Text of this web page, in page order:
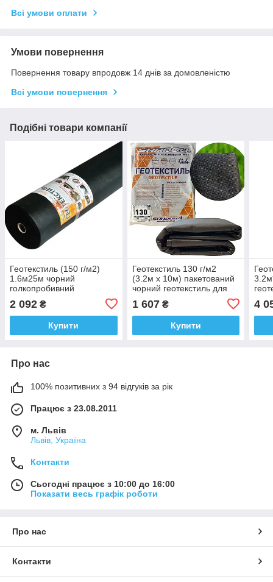
Всі умови оплати
Умови повернення
Повернення товару впродовж 14 днів за домовленістю
Всі умови повернення
Подібні товари компанії
Геотекстиль (150 г/м2)
1.6м25м чорний
голкопробивний
2 092 ₴
Купити
Геотекстиль 130 г/м2
(3.2м х 10м) пакетований
чорний геотекстиль для
1 607₴
Купити
4
Про нас
100% позитивних з 94 відгуків за рік
Працює з 23.08.2011
м. Львів
Львів, Україна
Контакти
Сьогодні працює з 10:00 до 16:00
Показати весь графік роботи
Про нас
Контакти